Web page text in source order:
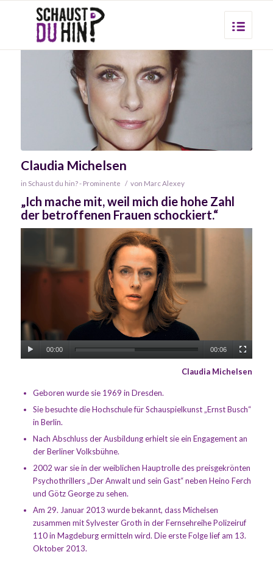
Claudia Michelsen
in Schaust du hin? - Prominente / von Marc Alexey
„Ich mache mit, weil mich die hohe Zahl
der betroffenen Frauen schockiert.“
00:00 00:06
Claudia Michelsen
Geboren wurde sie 1969 in Dresden.
Sie besuchte die Hochschule für Schauspielkunst „Ernst Busch“
in Berlin.
Nach Abschluss der Ausbildung erhielt sie ein Engagement an
der Berliner Volksbühne.
2002 war sie in der weiblichen Hauptrolle des preisgekrönten
Psychothrillers „Der Anwalt und sein Gast“ neben Heino Ferch
und Götz George zu sehen.
Am 29. Januar 2013 wurde bekannt, dass Michelsen
zusammen mit Sylvester Groth in der Fernsehreihe Polizeiruf
110 in Magdeburg ermitteln wird. Die erste Folge lief am 13.
Oktober 2013.